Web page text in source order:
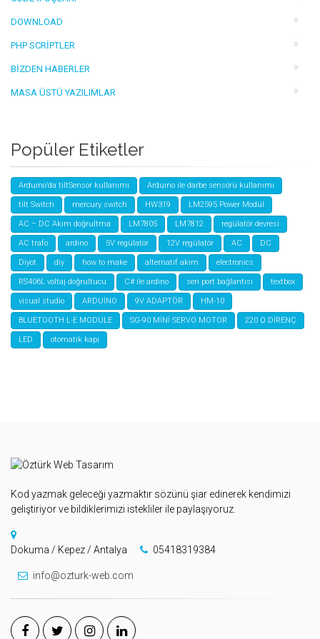
DOWNLOAD
PHP SCRIPTLER
BIZDEN HABERLER
MASA ÜSTÜ YAZILIMLAR
Popüler Etiketler
Arduino’da tiltSensor kullanımı Arduino ile darbe sensörü kullanımı
tilt Switch mercury switch HW319 LM2595 Power Modül
AC – DC Akım doğrultma LM7805 LM7812 regülatör devresi
AC trafo ardino 5V regülatör 12V regülatör AC DC
Diyot diy how to make alternatif akım electronics
RS406L voltaj doğrultucu C# ile ardino seri port bağlantısı textbox
visual studio ARDUİNO 9V ADAPTÖR HM-10
BLUETOOTH L-E MODULE SG-90 MİNİ SERVO MOTOR 220 Ω DİRENÇ
LED otomatik kapı
Kod yazmak geleceği yazmaktır sözünü şiar edinerek kendimizi
geliştiriyor ve bildiklerimizi istekliler ile paylaşıyoruz.
Dokuma / Kepez / Antalya 05418319384
info@ozturk-web.com